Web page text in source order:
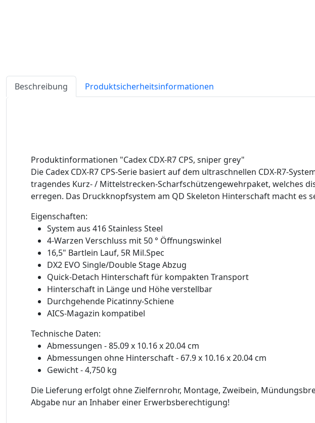
Beschreibung Produktsicherheitsinformationen
Produktinformationen "Cadex CDX-R7 CPS, sniper grey"
Die Cadex CDX-R7 CPS-Serie basiert auf dem ultraschnellen CDX-R7-
tragendes Kurz- / Mittelstrecken-Scharfschützengewehrpaket, welches
erregen. Das Druckknopfsystem am QD Skeleton Hinterschaft macht es
Eigenschaften:
System aus 416 Stainless Steel
4-Warzen Verschluss mit 50 ° Öffnungswinkel
16,5" Bartlein Lauf, 5R Mil.Spec
DX2 EVO Single/Double Stage Abzug
Quick-Detach Hinterschaft für kompakten Transport
Hinterschaft in Länge und Höhe verstellbar
Durchgehende Picatinny-Schiene
AICS-Magazin kompatibel
Technische Daten:
Abmessungen - 85.09 x 10.16 x 20.04 cm
Abmessungen ohne Hinterschaft - 67.9 x 10.16 x 20.04 cm
Gewicht - 4,750 kg
Die Lieferung erfolgt ohne Zielfernrohr, Montage, Zweibein,
Abgabe nur an Inhaber einer Erwerbsberechtigung!